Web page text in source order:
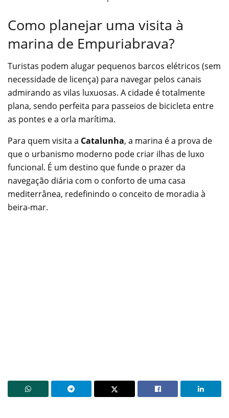
Como planejar uma visita à
marina de Empuriabrava?
Turistas podem alugar pequenos barcos elétricos (sem
necessidade de licença) para navegar pelos canais
admirando as vilas luxuosas. A cidade é totalmente
plana, sendo perfeita para passeios de bicicleta entre
as pontes e a orla marítima.
Para quem visita a Catalunha, a marina é a prova de
que o urbanismo moderno pode criar ilhas de luxo
funcional. É um destino que funde o prazer da
navegação diária com o conforto de uma casa
mediterrânea, redefinindo o conceito de moradia à
beira-mar.